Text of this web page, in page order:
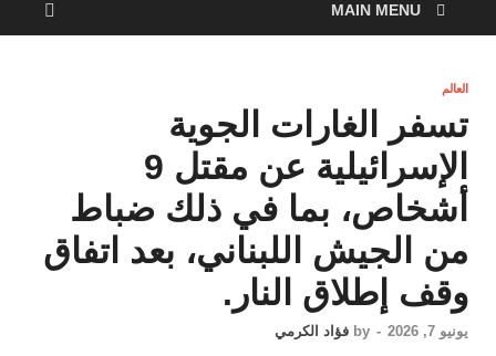
MAIN MENU
العالم
تسفر الغارات الجوية
الإسرائيلية عن مقتل 9
أشخاص، بما في ذلك ضباط
من الجيش اللبناني، بعد اتفاق
وقف إطلاق النار.
يونيو 7, 2026 -
by فؤاد الكرمي